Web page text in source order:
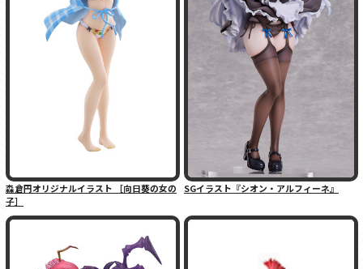
森倉円オリジナルイラスト ［向日葵の女の
子］
SGイラスト『シオン・アルフィーネ』